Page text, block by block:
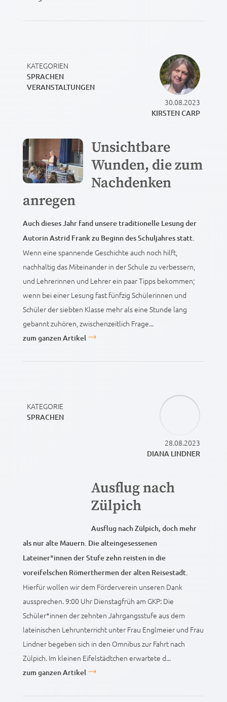
KATEGORIEN
SPRACHEN
VERANSTALTUNGEN
30.08.2023
KIRSTEN CARP
Unsichtbare
Wunden, die zum
Nachdenken
anregen
Auch dieses Jahr fand unsere traditionelle Lesung der
Autorin Astrid Frank zu Beginn des Schuljahres statt.
Wenn eine spannende Geschichte auch noch hilft,
nachhaltig das Miteinander in der Schule zu verbessern,
und Lehrerinnen und Lehrer ein paar Tipps bekommen;
wenn bei einer Lesung fast fünfzig Schülerinnen und
Schüler der siebten Klasse mehr als eine Stunde lang
gebannt zuhören, zwischenzeitlich Frage...
zum ganzen Artikel
KATEGORIE
SPRACHEN
28.08.2023
DIANA LINDNER
Ausflug nach
Zülpich
Ausflug nach Zülpich, doch mehr
als nur alte Mauern. Die alteingesessenen
Lateiner*innen der Stufe zehn reisten in die
voreifelschen Römerthermen der alten Reisestadt.
Hierfür wollen wir dem Förderverein unseren Dank
aussprechen. 9:00 Uhr Dienstagfrüh am GKP: Die
Schüler*innen der zehnten Jahrgangsstufe aus dem
lateinischen Lehrunterricht unter Frau Englmeier und Frau
Lindner begeben sich in den Omnibus zur Fahrt nach
Zülpich. Im kleinen Eifelstädtchen erwartete d...
zum ganzen Artikel